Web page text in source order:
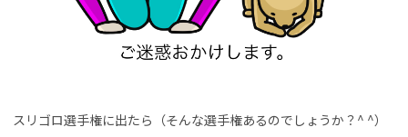
スリゴロ選手権に出たら（そんな選手権あるのでしょうか？^ ^）